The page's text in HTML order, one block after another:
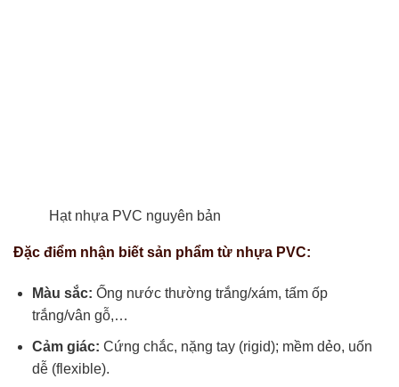
Hạt nhựa PVC nguyên bản
Đặc điểm nhận biết sản phẩm từ nhựa PVC:
Màu sắc: Ống nước thường trắng/xám, tấm ốp
trắng/vân gỗ,…
Cảm giác: Cứng chắc, nặng tay (rigid); mềm dẻo, uốn
dễ (flexible).